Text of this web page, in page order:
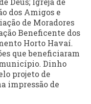
dos Amigos e
de Moradores
Beneficente dos
Horto Havaí.
que beneficiaram
Dinho
projeto de
impressão de